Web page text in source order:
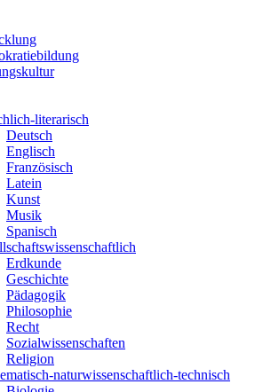
literarisch
Deutsch
Englisch
Französisch
Latein
Kunst
Musik
Spanisch
Erdkunde
Geschichte
Pädagogik
Philosophie
Recht
Sozialwissenschaften
Religion
naturwissenschaftlich-technisch